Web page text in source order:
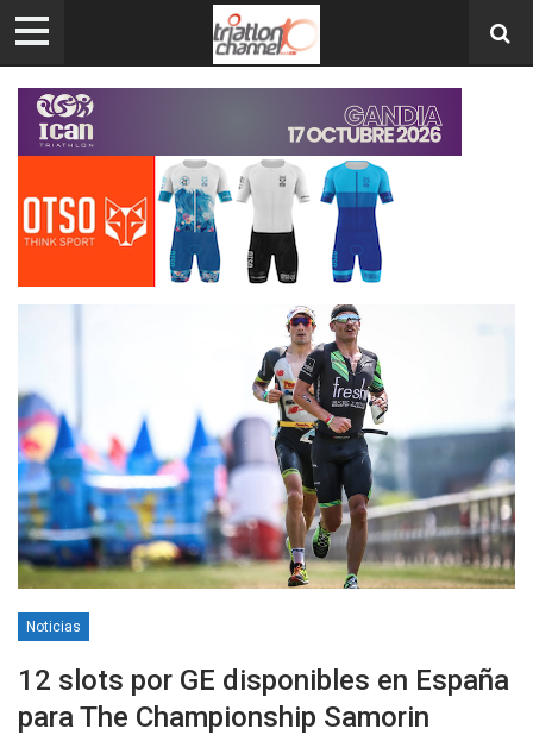
Noticias
12 slots por GE disponibles en España
para The Championship Samorin